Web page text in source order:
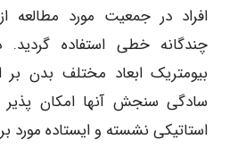
افراد در جمعیت مورد مطالعه
چندگانه خطی استفاده گردید.
بیومتریک ابعاد مختلف بدن
سادگی سنجش آنها امکان
استاتیکی نشسته و ایستاده مورد